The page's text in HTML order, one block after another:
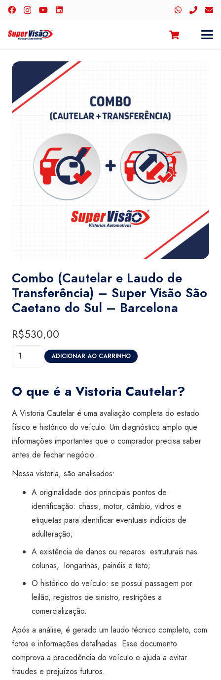
Combo (Cautelar e Laudo de
Transferência) – Super Visão São
Caetano do Sul – Barcelona
R$530,00
Combo
Laudo
de
Transferência)
-
São
Caetano
Barcelona
quantidade
ADICIONAR AO CARRINHO
O que é a Vistoria Cautelar?
A Vistoria Cautelar é uma avaliação completa do estado
físico e histórico do veículo. Um diagnóstico amplo que
informações importantes que o comprador precisa saber
antes de fechar negócio.
Nessa vistoria, são analisados:
A originalidade dos principais pontos de
identificação: chassi, motor, câmbio, vidros e
etiquetas para identificar eventuais indícios de
adulteração;
A existência de danos ou reparos estruturais nas
colunas, longarinas, painéis e teto;
O histórico do veículo: se possui passagem por
leilão, registros de sinistro, restrições a
comercialização.
Após a análise, é gerado um laudo técnico completo, com
fotos e informações detalhadas. Esse documento
comprova a procedência do veículo e ajuda a evitar
fraudes e prejuízos futuros.